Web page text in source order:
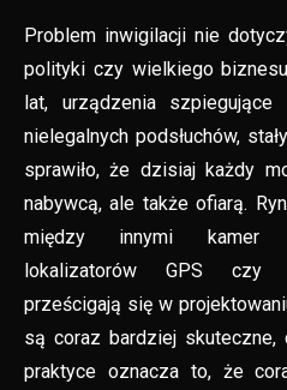
Problem inwigilacji nie
polityki czy wielkiego
lat, urządzenia
nielegalnych podsłuchów,
sprawiło, że dzisiaj każdy
nabywcą, ale także ofiarą.
między innymi kamer
lokalizatorów GPS czy
prześcigają się w
są coraz bardziej
praktyce oznacza to, że